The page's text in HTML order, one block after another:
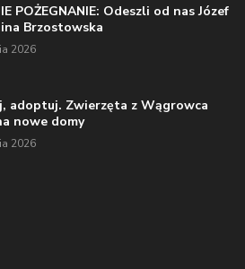
POŻEGNANIE: Odeszli od nas Józef
Brzostowska
2026
adoptuj. Zwierzęta z Wągrowca
nowe domy
2026